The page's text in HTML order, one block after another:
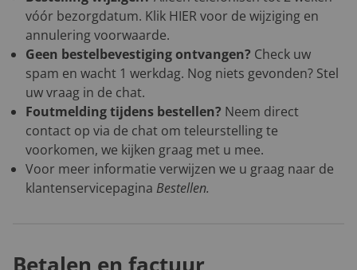
vóór bezorgdatum. Klik HIERvoor de wijziging en
annulering voorwaarde.
Geen bestelbevestiging ontvangen? Check uw
spam en wacht 1 werkdag. Nog niets gevonden? Stel
uw vraag in de chat.
Foutmelding tijdens bestellen? Neem direct
contact op via de chat om teleurstelling te
voorkomen, we kijken graag met u mee.
Voor meer informatie verwijzen we u graag naar de
klantenservicepagina Bestellen.